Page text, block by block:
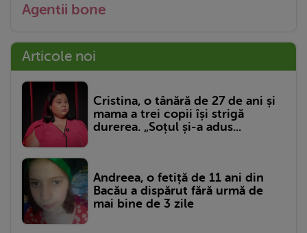
Agentii bone
Articole noi
Cristina, o tânără de 27 de ani și
mama a trei copii își strigă
durerea. „Soțul și-a adus...
Andreea, o fetiță de 11 ani din
Bacău a dispărut fără urmă de
mai bine de 3 zile